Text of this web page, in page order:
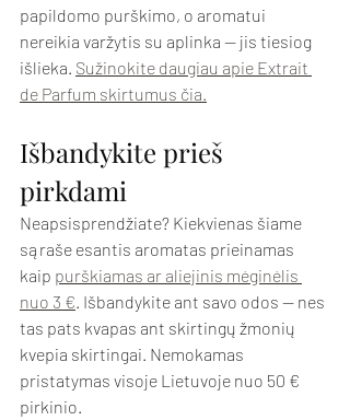
papildomo purškimo, o aromatui
nereikia varžytis su aplinka — jis tiesiog
išlieka. Sužinokite daugiau apie Extrait
de Parfum skirtumus čia.
Išbandykite prieš
pirkdami
Neapsisprendžiate? Kiekvienas šiame
sąraše esantis aromatas prieinamas
kaip purškiamas ar aliejinis mėginėlis
nuo 3 € . Išbandykite ant savo odos — nes
tas pats kvapas ant skirtingų žmonių
kvepia skirtingai. Nemokamas
pristatymas visoje Lietuvoje nuo 50 €
pirkinio.